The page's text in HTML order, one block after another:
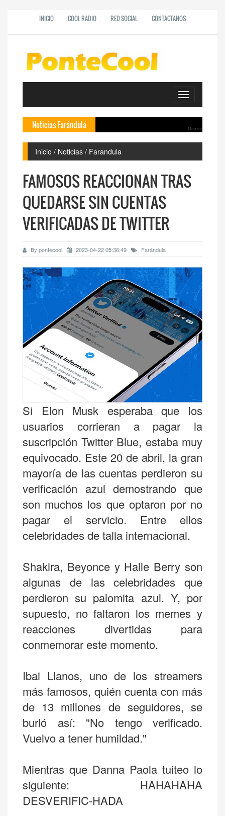
INICIO COOL RADIO RED SOCIAL CONTACTANOS
Toggle
navigation
Noticias Farándula Deprecated:
Inicio / Noticias / Farandula
FAMOSOS REACCIONAN TRAS
QUEDARSE SIN CUENTAS
VERIFICADAS DE TWITTER
By pontecool 2023-04-22 05:36:49 Farándula
Si Elon Musk esperaba que los
usuarios corrieran a pagar la
suscripción Twitter Blue, estaba muy
equivocado. Este 20 de abril, la gran
mayoría de las cuentas perdieron su
verificación azul demostrando que
son muchos los que optaron por no
pagar el servicio. Entre ellos
celebridades de talla internacional.
Shakira, Beyonce y Halle Berry son
algunas de las celebridades que
perdieron su palomita azul. Y, por
supuesto, no faltaron los memes y
reacciones divertidas para
conmemorar este momento.
Ibai Llanos, uno de los streamers
más famosos, quién cuenta con más
de 13 millones de seguidores, se
burló así: "No tengo verificado.
Vuelvo a tener humildad."
Mientras que Danna Paola tuiteo lo
siguiente: HAHAHAHA
DESVERIFIC-HADA